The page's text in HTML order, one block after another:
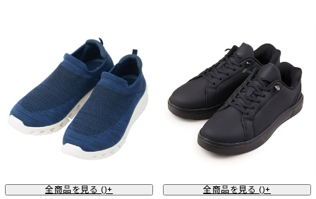
全商品を見る ()+
全商品を見る ()+